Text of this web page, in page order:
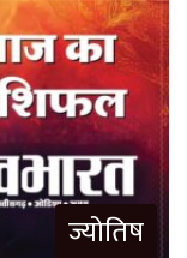
ज्योतिष